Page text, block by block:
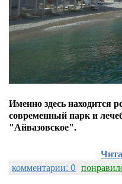
Именно здесь находится
современный парк и
"Айвазовское".
комментарии: 0